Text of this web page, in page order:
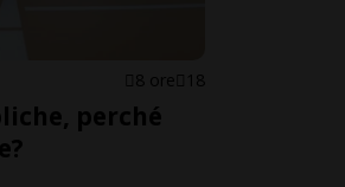
8 ore 18
perché